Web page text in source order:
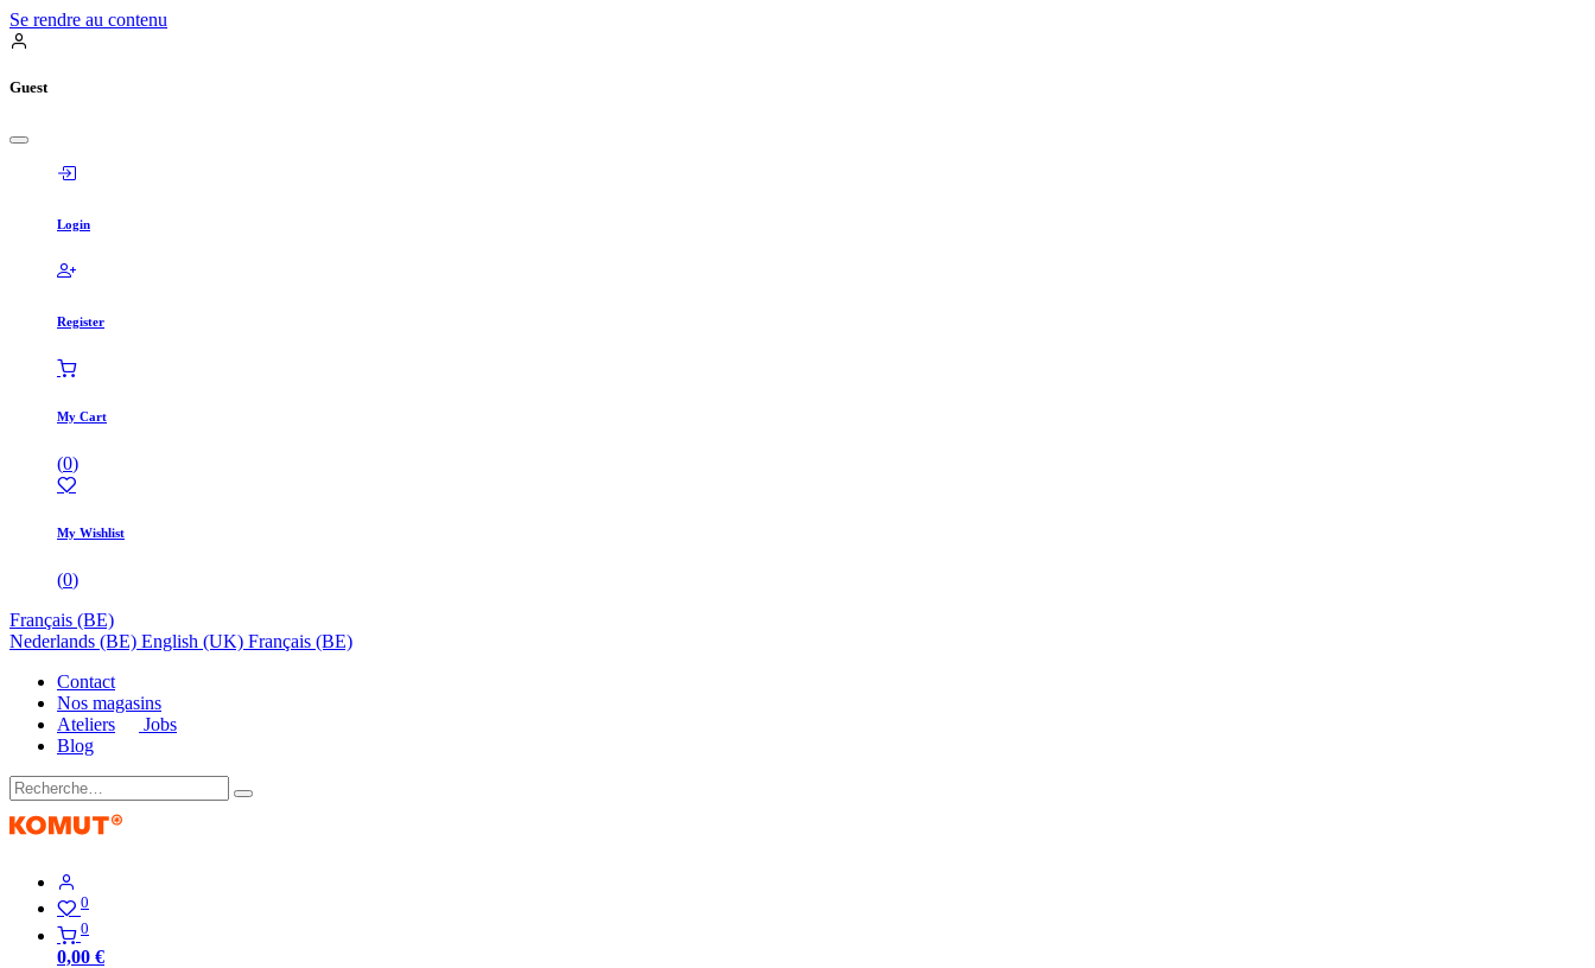
Se rendre au contenu
Guest
Login
Register
My Cart
(0)
My Wishlist
(0)
Français (BE)
Nederlands (BE) English (UK) Français (BE)
Contact
Nos magasins
Ateliers
Jobs
Blog
0
0
0,00 €